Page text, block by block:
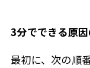
3分でできる原
最初に、次の順